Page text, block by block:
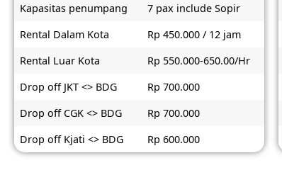
Kapasitas penumpang
7 pax include Sopir
Rental Dalam Kota
Rp 450.000 / 12 jam
Rental Luar Kota
Rp 550.000-650.00/Hr
Drop off JKT <> BDG
Rp 700.000
Drop off CGK <> BDG
Rp 700.000
Drop off Kjati <> BDG
Rp 600.000